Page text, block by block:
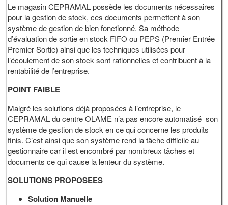
Le magasin CEPRAMAL possède les documents nécessaires
pour la gestion de stock, ces documents permettent à son
système de gestion de bien fonctionné. Sa méthode
d’évaluation de sortie en stock FIFO ou PEPS (Premier Entrée
Premier Sortie) ainsi que les techniques utilisées pour
l’écoulement de son stock sont rationnelles et contribuent à la
rentabilité de l’entreprise.
POINT FAIBLE
Malgré les solutions déjà proposées à l’entreprise, le
CEPRAMAL du centre OLAME n’a pas encore automatisé son
système de gestion de stock en ce qui concerne les produits
finis. C’est ainsi que son système rend la tâche difficile au
gestionnaire car il est encombré par nombreux tâches et
documents ce qui cause la lenteur du système.
SOLUTIONS PROPOSEES
Solution Manuelle